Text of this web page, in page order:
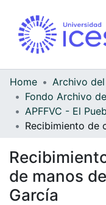
Home
de manos
García